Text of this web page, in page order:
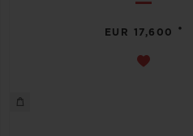
EUR 17,600 •